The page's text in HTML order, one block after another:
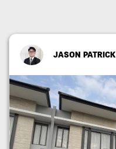
JASON PATRICK